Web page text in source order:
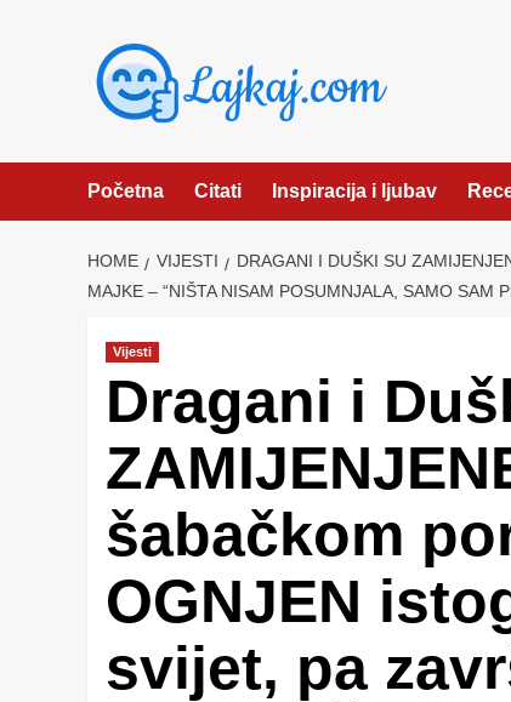
Početna Citati Inspiracija i ljubav
HOME VIJESTI
DRAGANI I DUŠKI SU
MAJKE – “NIŠTA NISAM POSUMNJALA, SAMO SAM
Vijesti
Dragani i
šabačkom
OGNJEN
svijet, pa